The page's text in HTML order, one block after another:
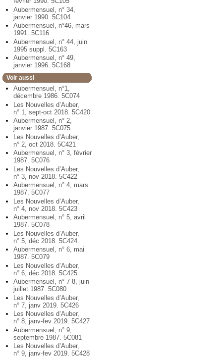
Aubermensuel, n° 34,
janvier 1990. 5C104
Aubermensuel, n°46, mars
1991. 5C116
Aubermensuel, n° 44, juin
1995 suppl. 5C163
Aubermensuel, n° 49,
janvier 1996. 5C168
Voir aussi
Aubermensuel, n°1,
décembre 1986. 5C074
Les Nouvelles d’Auber,
n° 1, sept-oct 2018. 5C420
Aubermensuel, n° 2,
janvier 1987. 5C075
Les Nouvelles d’Auber,
n° 2, oct 2018. 5C421
Aubermensuel, n° 3, février
1987. 5C076
Les Nouvelles d’Auber,
n° 3, nov 2018. 5C422
Aubermensuel, n° 4, mars
1987. 5C077
Les Nouvelles d’Auber,
n° 4, nov 2018. 5C423
Aubermensuel, n° 5, avril
1987. 5C078
Les Nouvelles d’Auber,
n° 5, déc 2018. 5C424
Aubermensuel, n° 6, mai
1987. 5C079
Les Nouvelles d’Auber,
n° 6, déc 2018. 5C425
Aubermensuel, n° 7-8, juin-
juillet 1987. 5C080
Les Nouvelles d’Auber,
n° 7, janv 2019. 5C426
Les Nouvelles d’Auber,
n° 8, janv-fev 2019. 5C427
Aubermensuel, n° 9,
septembre 1987. 5C081
Les Nouvelles d’Auber,
n° 9, janv-fev 2019. 5C428